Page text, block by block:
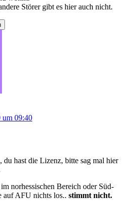
Störer gibt es hier auch nicht.
um 09:40
du hast die Lizenz, bitte sag mal hier
norhessischen Bereich oder Süd-
auf AFU nichts los.. stimmt nicht.